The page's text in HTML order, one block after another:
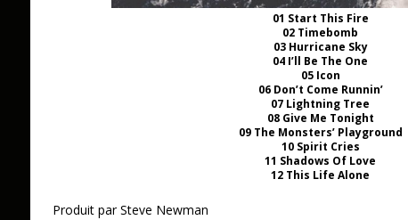
01 Start This Fire
02 Timebomb
03 Hurricane Sky
04 I’ll Be The One
05 Icon
06 Don’t Come Runnin’
07 Lightning Tree
08 Give Me Tonight
09 The Monsters’ Playground
10 Spirit Cries
11 Shadows Of Love
12 This Life Alone
Produit par Steve Newman